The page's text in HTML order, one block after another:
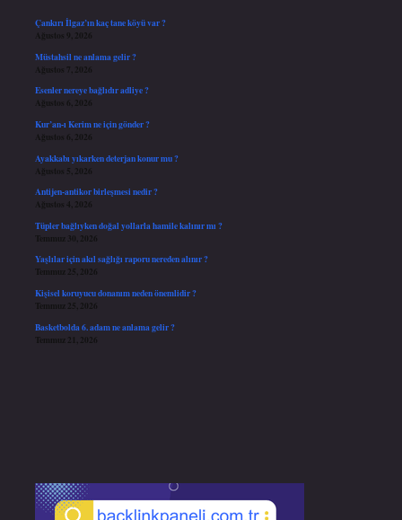
Çankırı İlgaz’ın kaç tane köyü var ?
Ağustos 9, 2026
Müstahsil ne anlama gelir ?
Ağustos 7, 2026
Esenler nereye bağlıdır adliye ?
Ağustos 6, 2026
Kur’an-ı Kerim ne için gönder ?
Ağustos 6, 2026
Ayakkabı yıkarken deterjan konur mu ?
Ağustos 5, 2026
Antijen-antikor birleşmesi nedir ?
Ağustos 4, 2026
Tüpler bağlıyken doğal yollarla hamile kalınır mı ?
Temmuz 30, 2026
Yaşlılar için akıl sağlığı raporu nereden alınır ?
Temmuz 25, 2026
Kişisel koruyucu donanım neden önemlidir ?
Temmuz 25, 2026
Basketbolda 6. adam ne anlama gelir ?
Temmuz 21, 2026